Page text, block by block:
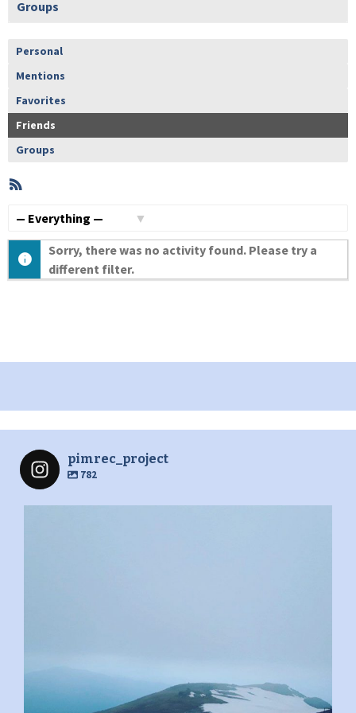
Groups
Personal
Mentions
Favorites
Friends
Groups
Member
Activities
Sorry, there was no activity found. Please try a
different filter.
pimrec_project
782